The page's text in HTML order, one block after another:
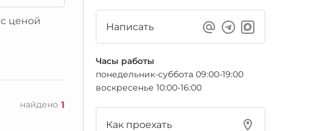
с ценой
найдено 1
Написать
Часы работы
понедельник-суббота 09:00-19:00
воскресенье 10:00-16:00
Как проехать